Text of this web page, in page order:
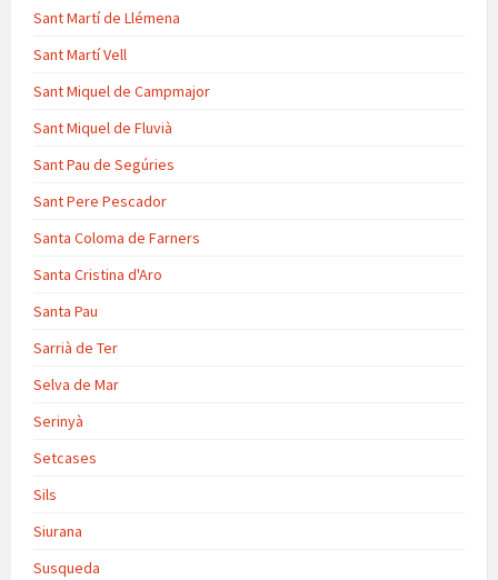
Sant Martí de Llémena
Sant Martí Vell
Sant Miquel de Campmajor
Sant Miquel de Fluvià
Sant Pau de Segúries
Sant Pere Pescador
Santa Coloma de Farners
Santa Cristina d'Aro
Santa Pau
Sarrià de Ter
Selva de Mar
Serinyà
Setcases
Sils
Siurana
Susqueda